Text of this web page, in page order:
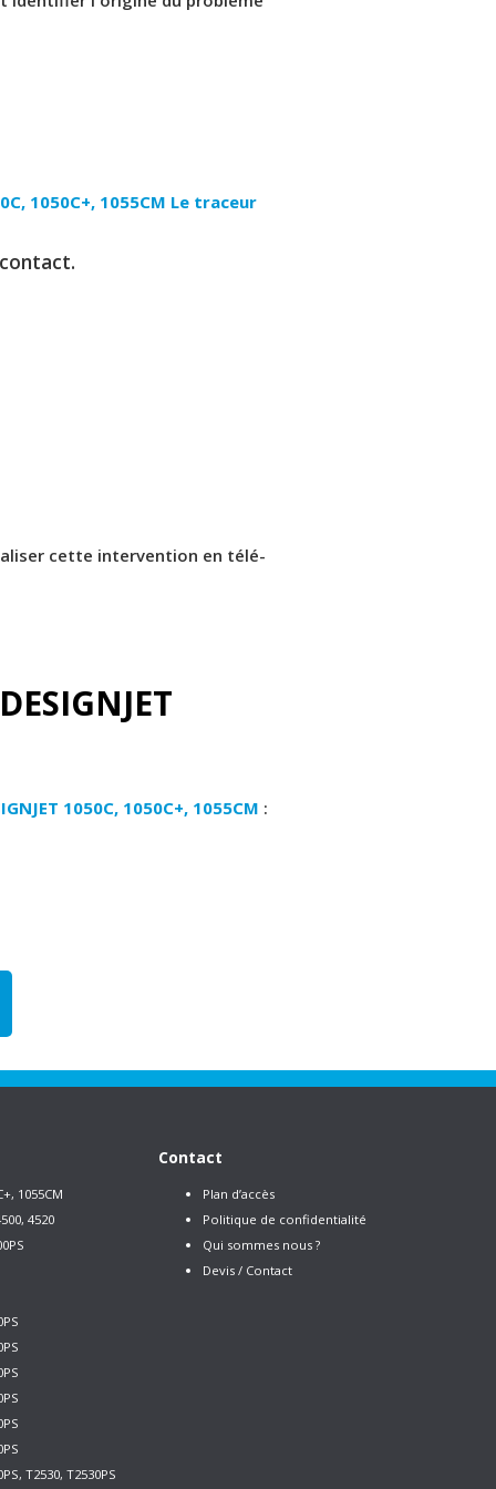
1050C+, 1055CM Le traceur
cette intervention en télé-
1050C, 1050C+, 1055CM :
1055CM
4520
T2530, T2530PS
Contact
Plan d’accès
Politique de confidentialité
Qui sommes nous ?
Devis / Contact